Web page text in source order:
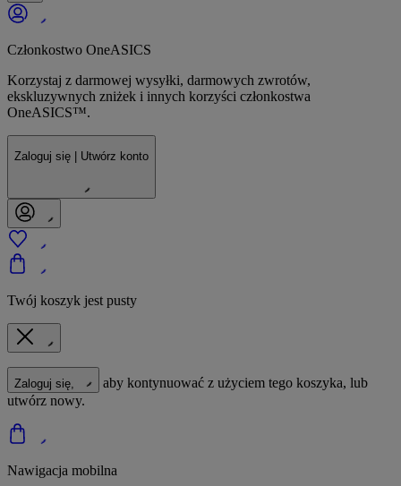
Członkostwo OneASICS
Korzystaj z darmowej wysyłki, darmowych zwrotów,
ekskluzywnych zniżek i innych korzyści członkostwa
OneASICS™.
Zaloguj się | Utwórz konto
Twój koszyk jest pusty
Zaloguj się,
aby kontynuować z użyciem tego koszyka, lub
utwórz nowy.
Nawigacja mobilna